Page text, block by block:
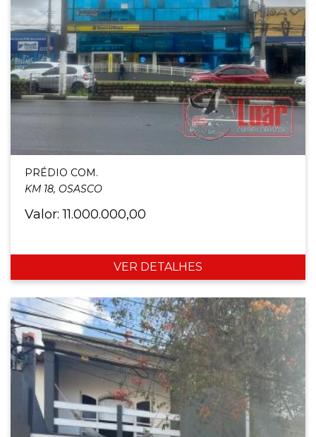
PRÉDIO COM.
KM 18, OSASCO
Valor: 11.000.000,00
VER DETALHES